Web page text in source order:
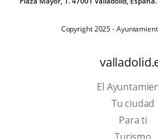
Copyright 2025 -
El
Tu ciudad
Para ti